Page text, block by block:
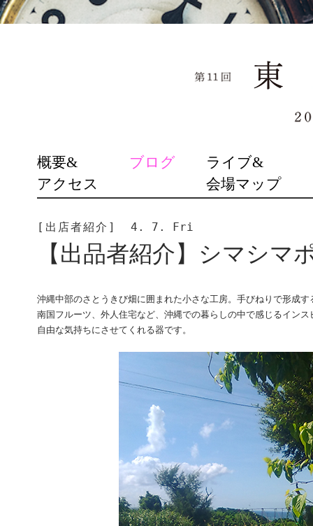
SKIP
TO
CONTENT
概要&
アクセス
ブログ
ライブ&
会場マップ
[出店者紹介] 4. 7. Fri
【出品者紹介】シマシマ
沖縄中部のさとうきび畑に囲まれた小さな工房。手びねりで形成
南国フルーツ、外人住宅など、沖縄での暮らしの中で感じるイン
自由な気持ちにさせてくれる器です。